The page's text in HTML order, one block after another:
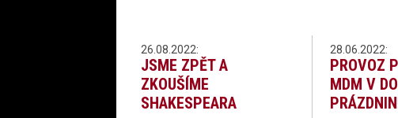
26.08.2022:
JSME ZPĚT A
ZKOUŠÍME
SHAKESPEARA
28.06.2022:
PROVOZ
MDM V